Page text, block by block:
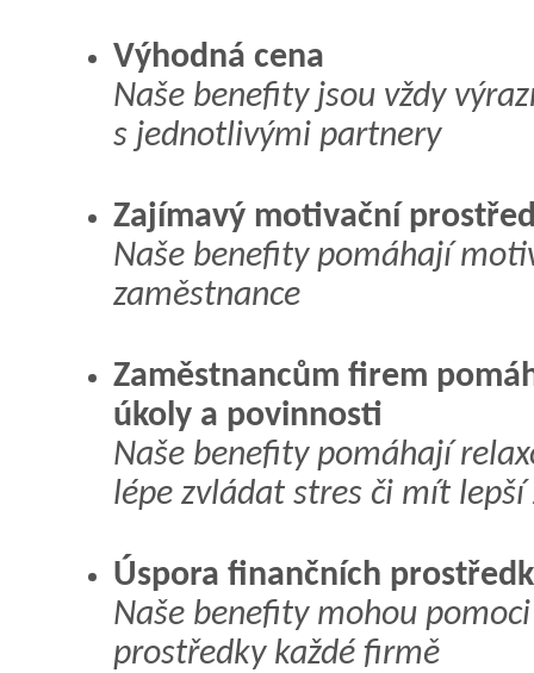
Výhodná cena
Naše benefity jsou vždy
s jednotlivými partnery
Zajímavý motivační
Naše benefity pomáhají
zaměstnance
Zaměstnancům firem
úkoly a povinnosti
Naše benefity pomáhají
lépe zvládat stres či mít lepší
Úspora finančních
Naše benefity mohou
prostředky každé firmě